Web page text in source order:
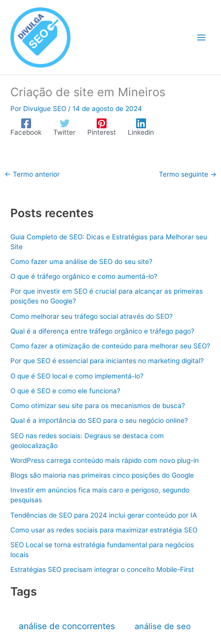
conteúdo
Criação de site em Mineiros
Por Divulgue SEO /14 de agosto de 2024
Facebook Twitter Pinterest Linkedin
← Termo anterior Termo seguinte →
Posts recentes
Guia Completo de SEO: Dicas e Estratégias para Melhorar seu
Site
Como fazer uma análise de SEO do seu site?
O que é tráfego orgânico e como aumentá-lo?
Por que investir em SEO é crucial para alcançar as primeiras
posições no Google?
Como melhorar seu tráfego social através do SEO?
Qual é a diferença entre tráfego orgânico e tráfego pago?
Como fazer a otimização de conteúdo para melhorar seu SEO?
Por que SEO é essencial para iniciantes no marketing digital?
O que é SEO local e como implementá-lo?
O que é SEO e como ele funciona?
Como otimizar seu site para os mecanismos de busca?
Qual é a importância do SEO para o seu negócio online?
SEO nas redes sociais: Degraus se destaca com
geolocalização
WordPress carrega conteúdo mais rápido com novo plug-in
Blogs são maioria nas primeiras cinco posições do Google
Investir em anúncios fica mais caro e perigoso, segundo
pesquisas
Tendências de SEO para 2024 inclui gerar conteúdo por IA
Como usar as redes sociais para maximizar estratégia SEO
SEO Local se torna estratégia fundamental para negócios
locais
Estratégias SEO precisam integrar o conceito Mobile-First
Tags
análise de concorrentes análise de seo